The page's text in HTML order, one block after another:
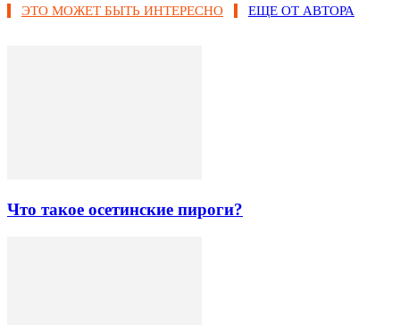
ЭТО МОЖЕТ БЫТЬ ИНТЕРЕСНО ЕЩЕ ОТ АВТОРА
Что такое осетинские пироги?